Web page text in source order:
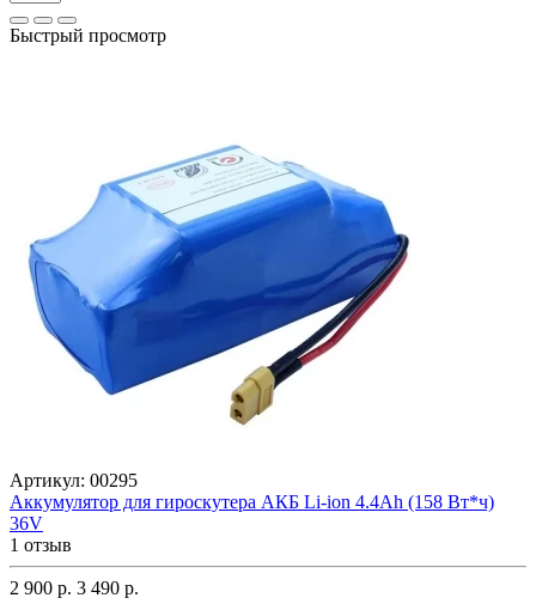
Быстрый просмотр
Артикул: 00295
Аккумулятор для гироскутера АКБ Li-ion 4.4Ah (158 Вт*ч)
36V
1 отзыв
2 900 р. 3 490 р.